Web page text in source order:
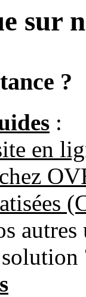
sur
?
:
en